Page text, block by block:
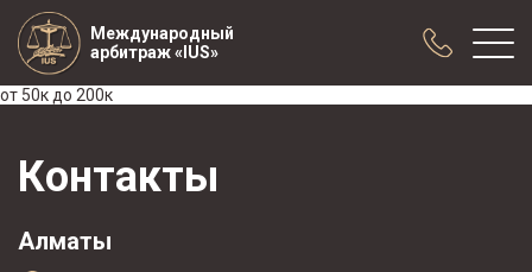
Международный
арбитраж «IUS»
Практика
Публикации
от 50к до 200к
Контакты
Алматы